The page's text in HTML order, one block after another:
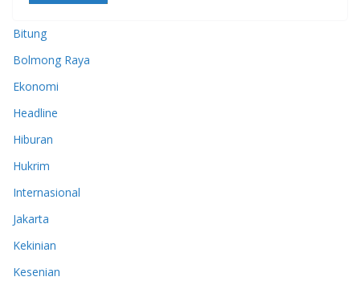
Bitung
Bolmong Raya
Ekonomi
Headline
Hiburan
Hukrim
Internasional
Jakarta
Kekinian
Kesenian